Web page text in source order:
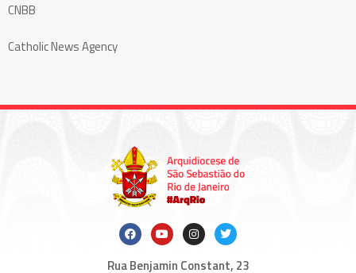
CNBB
Catholic News Agency
Rua Benjamin Constant, 23